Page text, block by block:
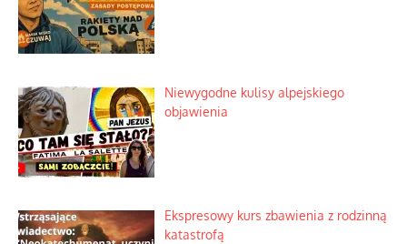
Niewygodne kulisy alpejskiego
objawienia
Ekspresowy kurs zbawienia z rodzinną
katastrofą